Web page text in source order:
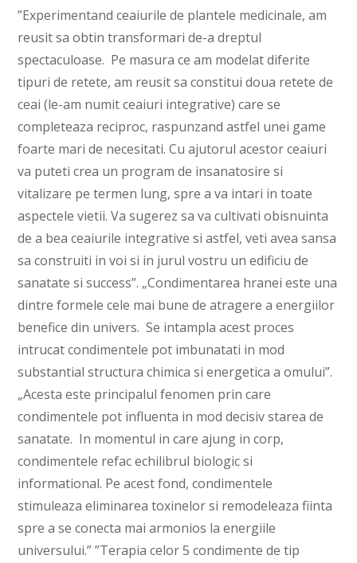
”Experimentand ceaiurile de plantele medicinale, am
reusit sa obtin transformari de-a dreptul
spectaculoase. Pe masura ce am modelat diferite
tipuri de retete, am reusit sa constitui doua retete de
ceai (le-am numit ceaiuri integrative) care se
completeaza reciproc, raspunzand astfel unei game
foarte mari de necesitati. Cu ajutorul acestor ceaiuri
va puteti crea un program de insanatosire si
vitalizare pe termen lung, spre a va intari in toate
aspectele vietii. Va sugerez sa va cultivati obisnuinta
de a bea ceaiurile integrative si astfel, veti avea sansa
sa construiti in voi si in jurul vostru un edificiu de
sanatate si success”. „Condimentarea hranei este una
dintre formele cele mai bune de atragere a energiilor
benefice din univers. Se intampla acest proces
intrucat condimentele pot imbunatati in mod
substantial structura chimica si energetica a omului”.
„Acesta este principalul fenomen prin care
condimentele pot influenta in mod decisiv starea de
sanatate. In momentul in care ajung in corp,
condimentele refac echilibrul biologic si
informational. Pe acest fond, condimentele
stimuleaza eliminarea toxinelor si remodeleaza fiinta
spre a se conecta mai armonios la energiile
universului.” ”Terapia celor 5 condimente de tip